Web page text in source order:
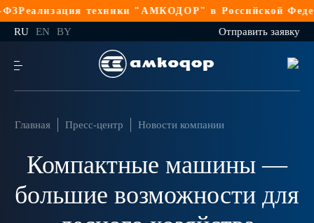
техники "АМКОДОР" в Российской
RU EN BY Отправить заявку
Главная Пресс-центр Новости компании
Компактные машины —
большие возможности для